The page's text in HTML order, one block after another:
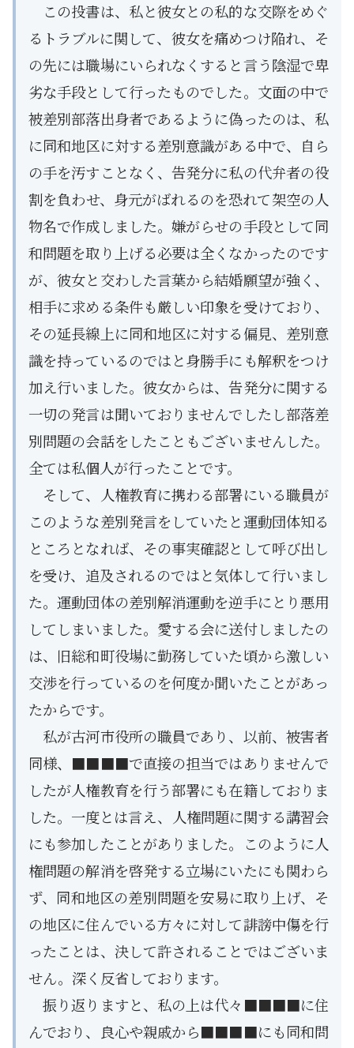
この投書は、私と彼女との私的な交際をめぐ
るトラブルに関して、彼女を痛めつけ陥れ、そ
の先には職場にいられなくすると言う陰湿で卑
劣な手段として行ったものでした。文面の中で
被差別部落出身者であるように偽ったのは、私
に同和地区に対する差別意識がある中で、自ら
の手を汚すことなく、告発分に私の代弁者の役
割を負わせ、身元がばれるのを恐れて架空の人
物名で作成しました。嫌がらせの手段として同
和問題を取り上げる必要は全くなかったのです
が、彼女と交わした言葉から結婚願望が強く、
相手に求める条件も厳しい印象を受けており、
その延長線上に同和地区に対する偏見、差別意
識を持っているのではと身勝手にも解釈をつけ
加え行いました。彼女からは、告発分に関する
一切の発言は聞いておりませんでしたし部落差
別問題の会話をしたこともございませんした。
全ては私個人が行ったことです。
そして、人権教育に携わる部署にいる職員が
このような差別発言をしていたと運動団体知る
ところとなれば、その事実確認として呼び出し
を受け、追及されるのではと気体して行いまし
た。運動団体の差別解消運動を逆手にとり悪用
してしまいました。愛する会に送付しましたの
は、旧総和町役場に勤務していた頃から激しい
交渉を行っているのを何度か聞いたことがあっ
たからです。
私が古河市役所の職員であり、以前、被害者
同様、■■■■で直接の担当ではありませんで
したが人権教育を行う部署にも在籍しておりま
した。一度とは言え、人権問題に関する講習会
にも参加したことがありました。このように人
権問題の解消を啓発する立場にいたにも関わら
ず、同和地区の差別問題を安易に取り上げ、そ
の地区に住んでいる方々に対して誹謗中傷を行
ったことは、決して許されることではございま
せん。深く反省しております。
振り返りますと、私の上は代々■■■■に住
んでおり、良心や親戚から■■■■にも同和問